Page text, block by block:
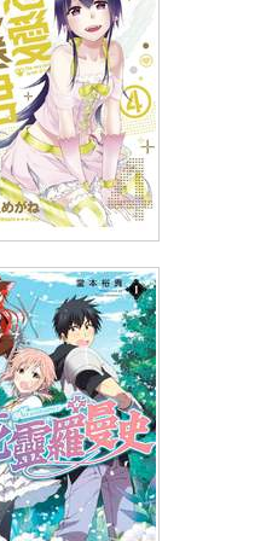
戀愛暴君(04)
90折 NT$126 (USD4.18)